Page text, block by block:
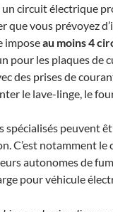
circuit électrique
que vous prévoyez
imposeau moins 4
pour les plaques de
des prises de
le lave-linge, le
spécialisés peuvent
C’est notamment le
autonomes de
pour véhicule